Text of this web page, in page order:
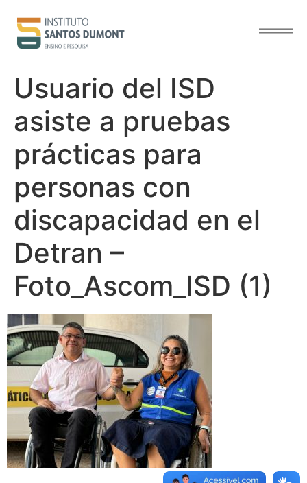
Usuario del ISD
asiste a pruebas
prácticas para
personas con
discapacidad en el
Detran –
Foto_Ascom_ISD (1)